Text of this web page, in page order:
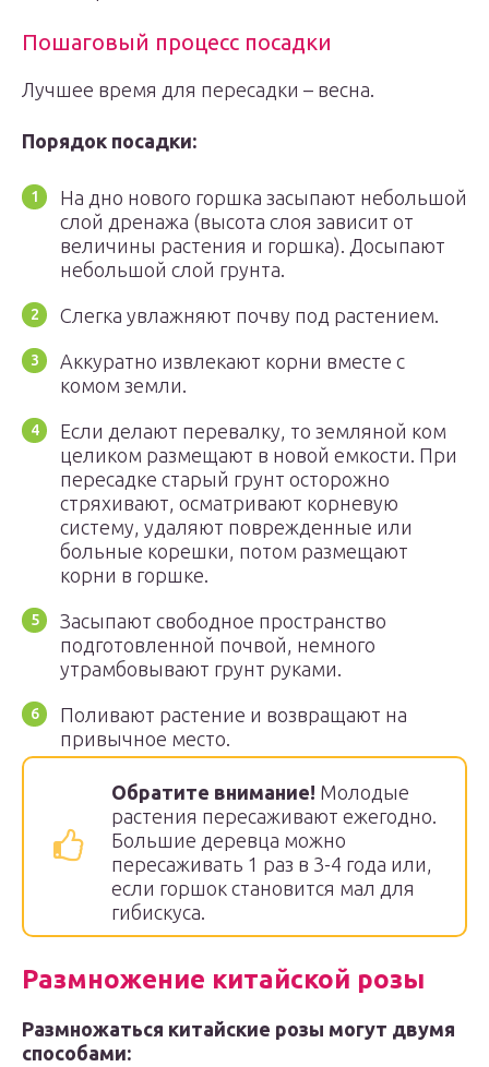
Пошаговый процесс посадки
Лучшее время для пересадки – весна.
Порядок посадки:
На дно нового горшка засыпают небольшой
слой дренажа (высота слоя зависит от
величины растения и горшка). Досыпают
небольшой слой грунта.
Слегка увлажняют почву под растением.
Аккуратно извлекают корни вместе с
комом земли.
Если делают перевалку, то земляной ком
целиком размещают в новой емкости. При
пересадке старый грунт осторожно
стряхивают, осматривают корневую
систему, удаляют поврежденные или
больные корешки, потом размещают
корни в горшке.
Засыпают свободное пространство
подготовленной почвой, немного
утрамбовывают грунт руками.
Поливают растение и возвращают на
привычное место.
Обратите внимание! Молодые
растения пересаживают ежегодно.
Большие деревца можно
пересаживать 1 раз в 3-4 года или,
если горшок становится мал для
гибискуса.
Размножение китайской розы
Размножаться китайские розы могут двумя
способами: